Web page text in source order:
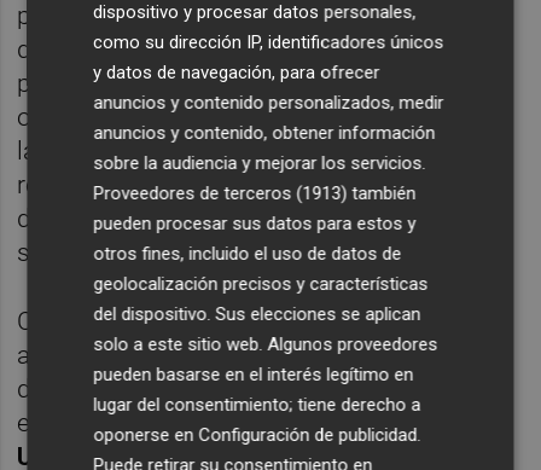
propuesta, por carambola, como ganadora
del lote 2 (saxofones). Hazen le ganó en
puntuación pero renunció a este, por lo que,
otra vez, se le ha pedido la documentación a
la segunda empresa en puntuación. El
requerimiento a Ervitimusik finalizó el 26 de
diciembre y la evaluación de los criterios de
solvencia de esta no se ha publicado aún.
Con todo esto, el único lote que sigue
adelante es el número 6, el de instrumentos
de percusión, que ha ganado Hol Music, que
es la empresa matriz de las tiendas
Unión Musical. Este lote tenía un
dispositivo y procesar datos personales,
como su dirección IP, identificadores únicos
y datos de navegación, para ofrecer
anuncios y contenido personalizados, medir
anuncios y contenido, obtener información
sobre la audiencia y mejorar los servicios.
Proveedores de terceros (1913) también
pueden procesar sus datos para estos y
otros fines, incluido el uso de datos de
geolocalización precisos y características
del dispositivo. Sus elecciones se aplican
solo a este sitio web. Algunos proveedores
pueden basarse en el interés legítimo en
lugar del consentimiento; tiene derecho a
oponerse enConfiguración de publicidad.
Puede retirar su consentimiento en